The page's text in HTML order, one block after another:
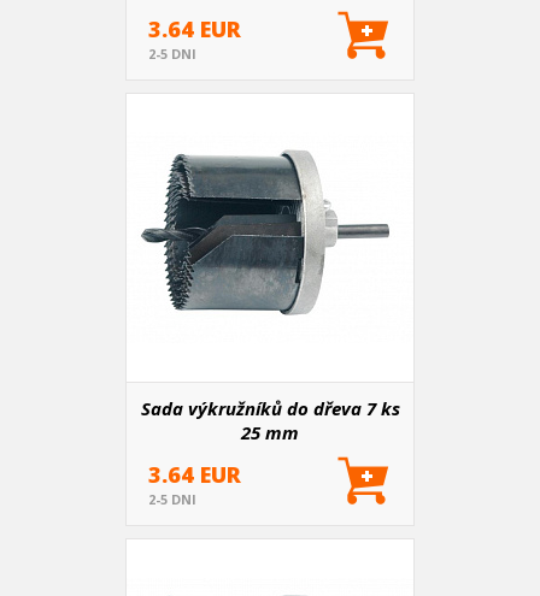
3.64 EUR
2-5 DNI
Sada výkružníků do dřeva 7 ks
25 mm
3.64 EUR
2-5 DNI